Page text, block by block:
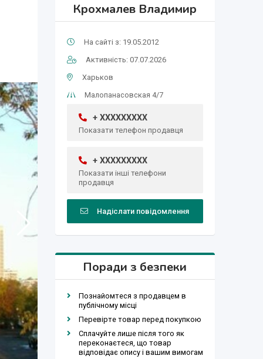
Крохмалев Владимир
На сайті з: 19.05.2012
Активність: 07.07.2026
Харьков
Малопанасовская 4/7
+ XXXXXXXXX
Показати телефон продавця
+ XXXXXXXXX
Показати інші телефони
продавця
Надіслати повідомлення
Поради з безпеки
Познайомтеся з продавцем в
публічному місці
Перевірте товар перед покупкою
Сплачуйте лише після того як
переконаєтеся, що товар
відповідає опису і вашим вимогам